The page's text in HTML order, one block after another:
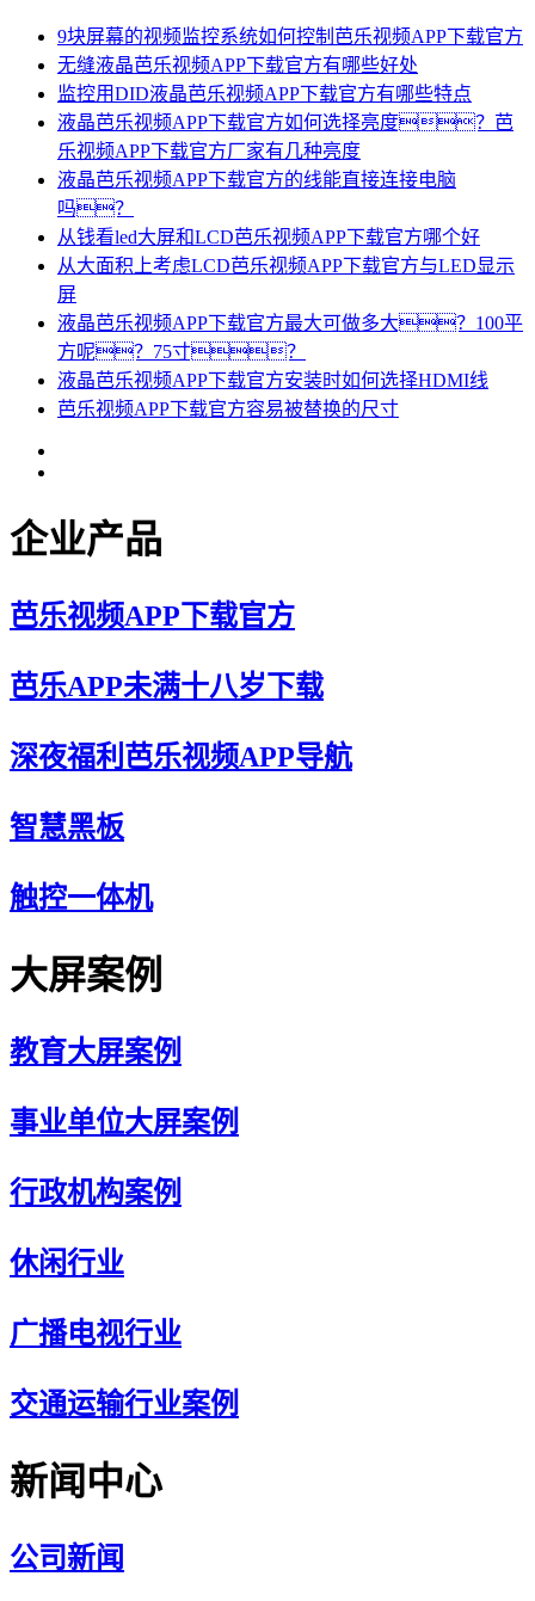
9块屏幕的视频监控系统如何控制芭乐视频APP下载官方
无缝液晶芭乐视频APP下载官方有哪些好处
监控用DID液晶芭乐视频APP下载官方有哪些特点
液晶芭乐视频APP下载官方如何选择亮度？芭
乐视频APP下载官方厂家有几种亮度
液晶芭乐视频APP下载官方的线能直接连接电脑
吗？
从钱看led大屏和LCD芭乐视频APP下载官方哪个好
从大面积上考虑LCD芭乐视频APP下载官方与LED显示
屏
液晶芭乐视频APP下载官方最大可做多大？100平
方呢？75寸？
液晶芭乐视频APP下载官方安装时如何选择HDMI线
芭乐视频APP下载官方容易被替换的尺寸
企业产品
芭乐视频APP下载官方
芭乐APP未满十八岁下载
深夜福利芭乐视频APP导航
智慧黑板
触控一体机
大屏案例
教育大屏案例
事业单位大屏案例
行政机构案例
休闲行业
广播电视行业
交通运输行业案例
新闻中心
公司新闻